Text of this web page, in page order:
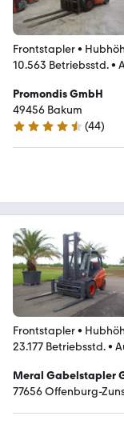
Frontstapler•
10.563 Betriebsstd.•
Promondis GmbH
49456 Bakum
4.6 Sterne
(44)
Frontstapler•
23.177 Betriebsstd.•
Meral Gabelstapler
77656 Offenburg-